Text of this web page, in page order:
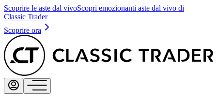
Scoprire le aste dal vivoScopri emozionanti aste dal vivo di
Classic Trader
Scoprire ora